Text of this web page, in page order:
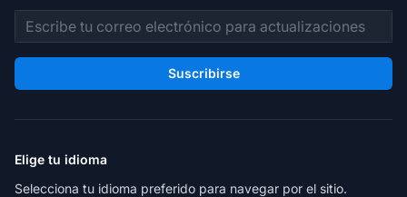
Dirección de correo electrónico
Suscribirse
Elige tu idioma
Selecciona tu idioma preferido para navegar por el sitio.